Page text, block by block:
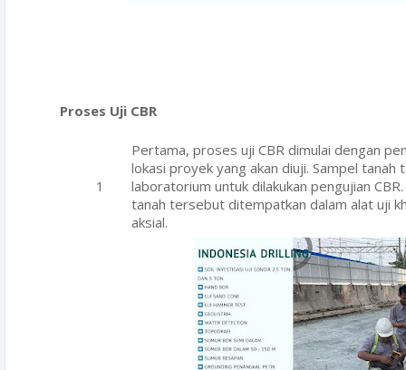
Proses Uji CBR
Pertama, proses uji CBR dimulai dengan
lokasi proyek yang akan diuji. Sampel
laboratorium untuk dilakukan pengujian
tanah tersebut ditempatkan dalam alat uji
aksial.